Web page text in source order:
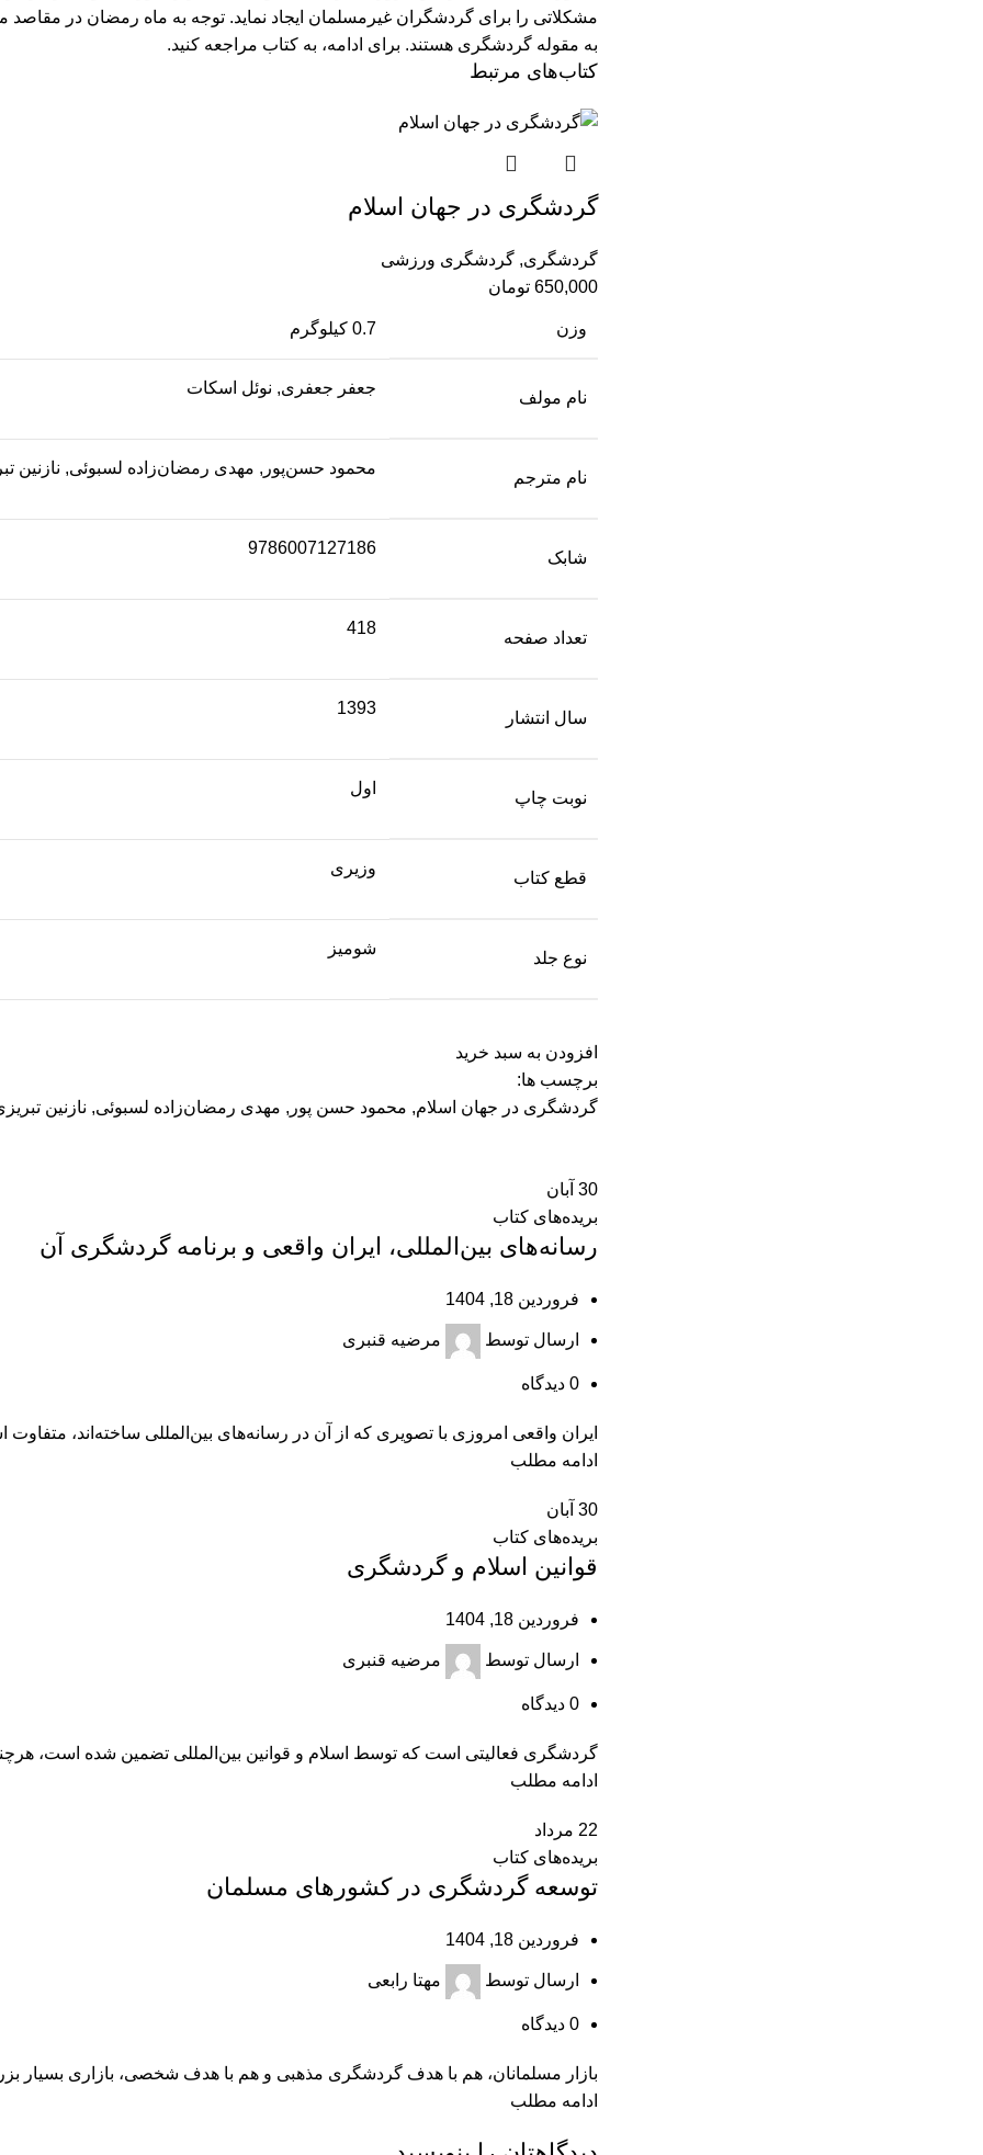
مشکلاتی را برای گردشگران غیرمسلمان ایجاد نماید. توجه به ماه رمضان در
به مقوله گردشگری هستند. برای ادامه، به کتاب مراجعه کنید.
کتاب‌های مرتبط
گردشگری در جهان اسلام
گردشگری, گردشگری ورزشی
650,000 تومان
وزن 0.7 کیلوگرم
نام مولف
جعفر جعفری, نوئل اسکات
نام مترجم
محمود حسن‌پور, مهدی رمضان‌زاده لسبوئی, نازنین
شابک
9786007127186
تعداد صفحه
418
سال انتشار
1393
نوبت چاپ
اول
قطع کتاب
وزیری
نوع جلد
شومیز
افزودن به سبد خرید
برچسب ها:
گردشگری در جهان اسلام, محمود حسن پور , مهدی رمضان‌زاده لسبوئی, نازنین
30 آبان
بریده‌های کتاب
رسانه‌های بین‌المللی، ایران واقعی و برنامه‌ گردشگری آن
فروردین 18, 1404
ارسال توسط مرضیه قنبری
0 دیدگاه
ایران واقعی امروزی با تصویری که از آن در رسانه‌های بین‌المللی ساخته‌اند،
ادامه مطلب
30 آبان
بریده‌های کتاب
قوانین اسلام و گردشگری
فروردین 18, 1404
ارسال توسط مرضیه قنبری
0 دیدگاه
گردشگری فعالیتی است که توسط اسلام و قوانین بین‌المللی تضمین شده است، هرچند
ادامه مطلب
22 مرداد
بریده‌های کتاب
توسعه گردشگری در کشورهای مسلمان
فروردین 18, 1404
ارسال توسط مهتا رابعی
0 دیدگاه
بازار مسلمانان، هم با هدف گردشگری مذهبی و هم با هدف شخصی، بازاری بسیار
ادامه مطلب